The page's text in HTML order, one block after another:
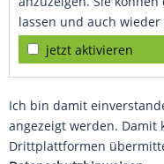
lassen und auch
jetzt aktivieren
Ich bin damit
angezeigt werden. Damit
Drittplattformen